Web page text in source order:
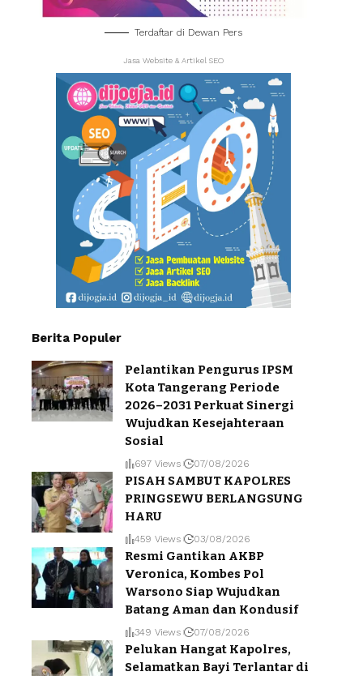
Terdaftar di Dewan Pers
Jasa Website & Artikel SEO
Berita Populer
Pelantikan Pengurus IPSM
Kota Tangerang Periode
2026–2031 Perkuat Sinergi
Wujudkan Kesejahteraan
Sosial
697 Views 07/08/2026
PISAH SAMBUT KAPOLRES
PRINGSEWU BERLANGSUNG
HARU
459 Views 03/08/2026
Resmi Gantikan AKBP
Veronica, Kombes Pol
Warsono Siap Wujudkan
Batang Aman dan Kondusif
349 Views 07/08/2026
Pelukan Hangat Kapolres,
Selamatkan Bayi Terlantar di